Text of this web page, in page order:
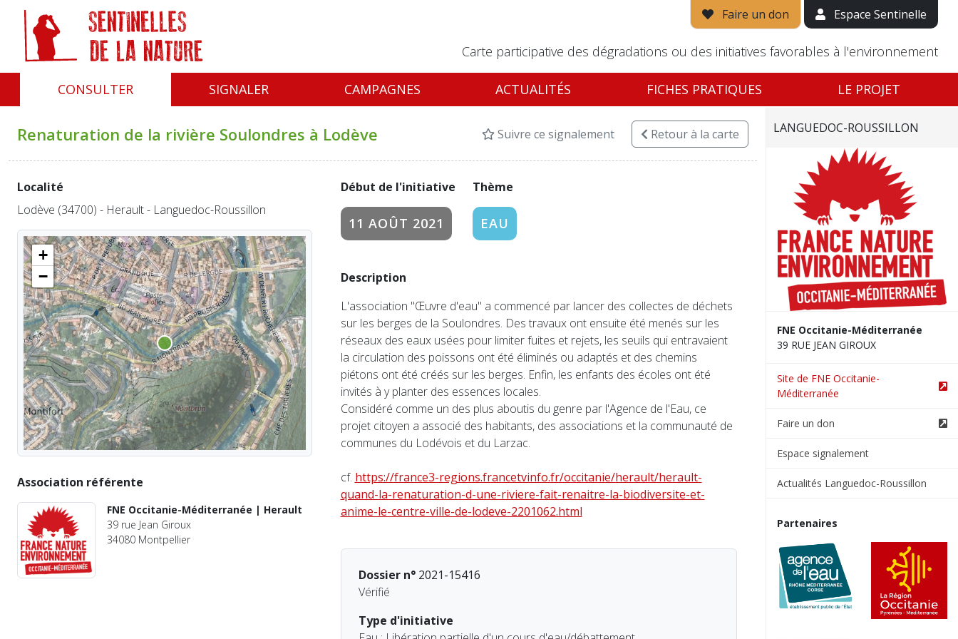
Faire un don Espace Sentinelle
Carte participative des dégradations ou des initiatives favorables à l'environnement
CONSULTER SIGNALER CAMPAGNES ACTUALITÉS FICHES PRATIQUES LE PROJET
Renaturation de la rivière Soulondres à Lodève Suivre ce signalement Retourà la carte
Début de l'initiative
11 AOÛT 2021
Thème
EAU
Description
L'association "Œuvre d'eau" a commencé par lancer des collectes de déchets
sur les berges de la Soulondres. Des travaux ont ensuite été menés sur les
réseaux des eaux usées pour limiter fuites et rejets, les seuils qui entravaient
la circulation des poissons ont été éliminés ou adaptés et des chemins
piétons ont été créés sur les berges. Enfin, les enfants des écoles ont été
invités à y planter des essences locales.
Considéré comme un des plus aboutis du genre par l'Agence de l'Eau, ce
projet citoyen a associé des habitants, des associations et la communauté de
communes du Lodévois et du Larzac.
cf. https://france3-regions.francetvinfo.fr/occitanie/herault/herault-
quand-la-renaturation-d-une-riviere-fait-renaitre-la-biodiversite-et-
anime-le-centre-ville-de-lodeve-2201062.html
Dossier n°2021-15416
Vérifié
Type d'initiative
Localité
Lodève (34700) - Herault - Languedoc-Roussillon
+
−
Association référente
FNE Occitanie-Méditerranée | Herault
39 rue Jean Giroux
34080 Montpellier
LANGUEDOC-ROUSSILLON
FNE Occitanie-Méditerranée
39 RUE JEAN GIROUX
Site de FNE Occitanie-
Méditerranée
Faire un don
Espace signalement
Actualités Languedoc-Roussillon
Partenaires
Panneau de gestion des cookies